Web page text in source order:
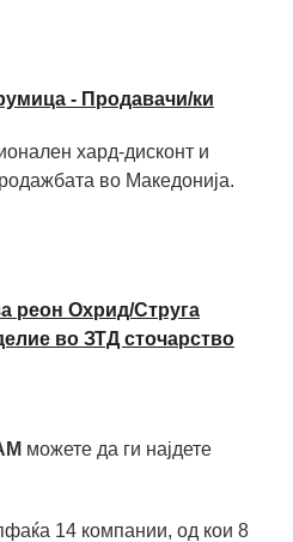
- Продавачи/ки
хард-дисконт и
во Македонија.
реон Охрид/Струга
во ЗТД сточарство
можете да ги најдете
14 компании, од кои 8